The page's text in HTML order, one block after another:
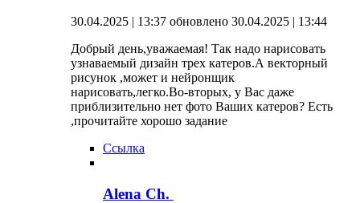
30.04.2025 | 13:37 обновлено 30.04.2025 | 13:44
Добрый день,уважаемая! Так надо нарисовать
узнаваемый дизайн трех катеров.А векторный
рисунок ,может и нейронщик
нарисовать,легко.Во-вторых, у Вас даже
приблизительно нет фото Ваших катеров? Есть
,прочитайте хорошо задание
Ссылка
Alena Ch.